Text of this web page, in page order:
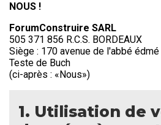
NOUS !
ForumConstruire SARL
505 371 856 R.C.S. BORDEAUX
Siège : 170 avenue de l'abbé
Teste de Buch
(ci-après : «Nous»)
1. Utilisation de